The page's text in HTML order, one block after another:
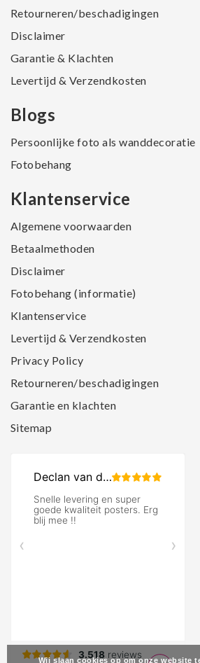
Retourneren/beschadigingen
Disclaimer
Garantie & Klachten
Levertijd & Verzendkosten
Blogs
Persoonlijke foto als wanddecoratie
Fotobehang
Klantenservice
Algemene voorwaarden
Betaalmethoden
Disclaimer
Fotobehang (informatie)
Klantenservice
Levertijd & Verzendkosten
Privacy Policy
Retourneren/beschadigingen
Garantie en klachten
Sitemap
Wij slaan cookies op om onze website